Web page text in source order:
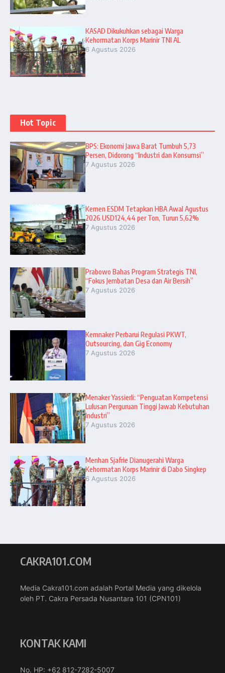
KASAD Dikukuhkan sebagai Warga
Kehormatan Korps Marinir TNI AL
6 Agustus 2026
Hot Topic
BPS: Ekonomi Jawa Barat Tumbuh 5,73
Persen, Didorong “Industri dan Konsumsi”
7 Agustus 2026
Kemen ESDM Tetapkan HBA Awal Agustus
2026 USD124,44 per Ton, Turun 5,62%
7 Agustus 2026
Prabowo Bahas Program Strategis TNI,
“Fokus Jembatan Desa dan Air Bersih”
7 Agustus 2026
Kemnaker Perbarui Regulasi PKWT,
Outsourcing, dan Gig Economy
7 Agustus 2026
Menaker Yassierli: “Penguatan Kompetensi
Lulusan Perguruan Tinggi Jawab Kebutuhan
Industri”
7 Agustus 2026
Menhan Sjafrie Dianugerahi Warga
Kehormatan Korps Marinir di Dabo Singkep
6 Agustus 2026
CAKRA101.COM
Media Cakra101.com adalah Portal Media yang dikelola
oleh PT. Cakra Persada Nusantara 101 (CPN101)
KONTAK KAMI
No. HP: +62 812-7282-5007